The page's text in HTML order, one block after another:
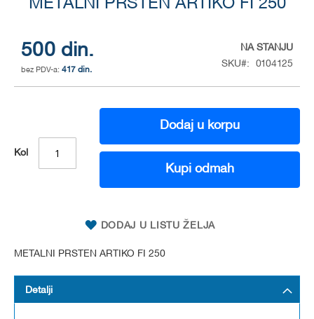
METALNI PRSTEN ARTIKO FI 250
500 din.
417 din.
NA STANJU
SKU
0104125
Kol
Dodaj u korpu
Kupi odmah
DODAJ U LISTU ŽELJA
METALNI PRSTEN ARTIKO FI 250
of
the
images
gallery
Detalji